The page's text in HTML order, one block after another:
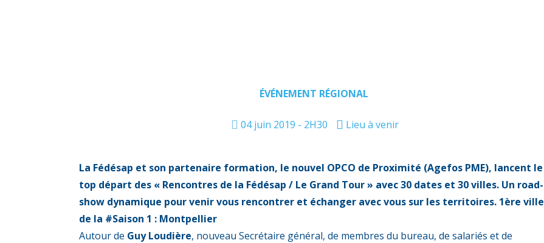
ÉVÉNEMENT RÉGIONAL
04 juin 2019 - 2H30 Lieu à venir
La Fédésap et son partenaire formation, le nouvel OPCO de Proximité (Agefos PME), lancent le
top départ des « Rencontres de la Fédésap / Le Grand Tour » avec 30 dates et 30 villes. Un road-
show dynamique pour venir vous rencontrer et échanger avec vous sur les territoires. 1ère ville
de la #Saison 1 : Montpellier
Autour de Guy Loudière, nouveau Secrétaire général, de membres du bureau, de salariés et de